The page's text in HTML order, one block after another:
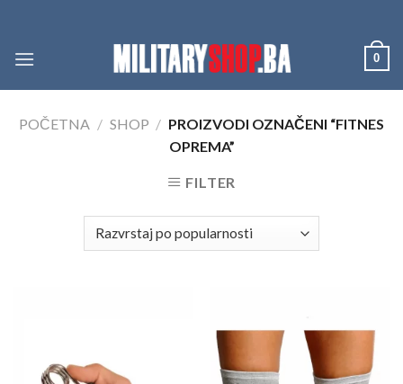
content
0
POČETNA / SHOP / PROIZVODI OZNAČENI “FITNES
OPREMA”
FILTER